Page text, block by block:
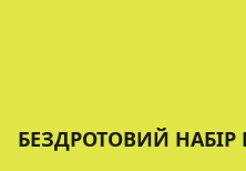
БЕЗДРОТОВИЙ НАБІР